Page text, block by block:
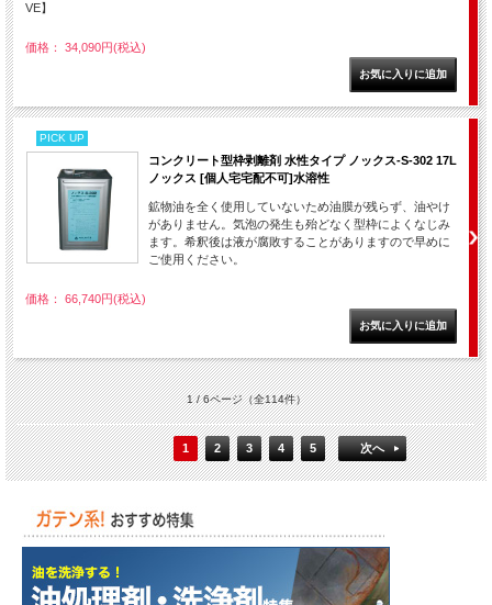
VE】
価格： 34,090円(税込)
PICK UP
コンクリート型枠剥離剤 水性タイプ ノックス-S-302 17L
ノックス [個人宅宅配不可]水溶性
鉱物油を全く使用していないため油膜が残らず、油やけ
がありません。気泡の発生も殆どなく型枠によくなじみ
ます。希釈後は液が腐敗することがありますので早めに
ご使用ください。
価格： 66,740円(税込)
1 / 6ページ（全114件）
1 2 3 4 5 次へ